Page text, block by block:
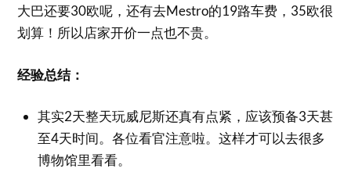
大巴还要30欧呢，还有去Mestro的19路车费，35欧很
划算！所以店家开价一点也不贵。
经验总结：
其实2天整天玩威尼斯还真有点紧，应该预备3天甚
至4天时间。各位看官注意啦。这样才可以去很多
博物馆里看看。